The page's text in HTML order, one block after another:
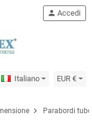
person Accedi
Italiano EUR €
chevron_right Parabordi